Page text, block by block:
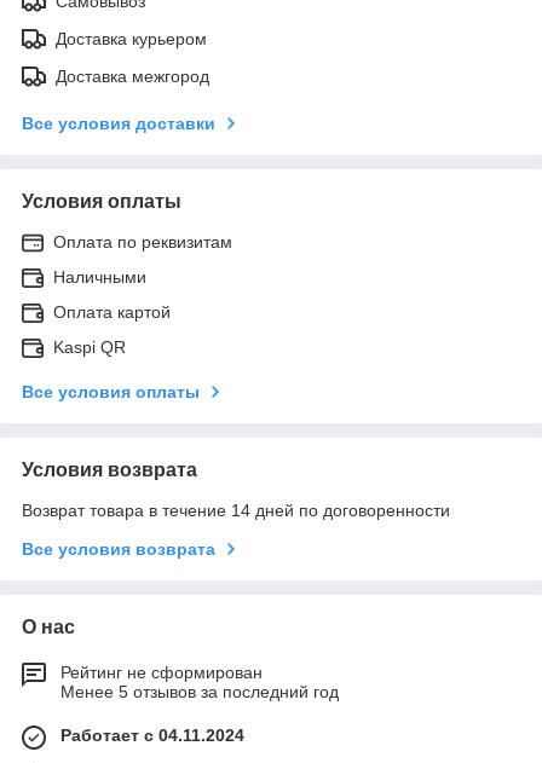
Доставка курьером
Доставка межгород
Все условия доставки
Условия оплаты
Оплата по реквизитам
Наличными
Оплата картой
Kaspi QR
Все условия оплаты
Условия возврата
Возврат товара в течение 14 дней по договоренности
Все условия возврата
О нас
Рейтинг не сформирован
Менее 5 отзывов за последний год
Работает с 04.11.2024